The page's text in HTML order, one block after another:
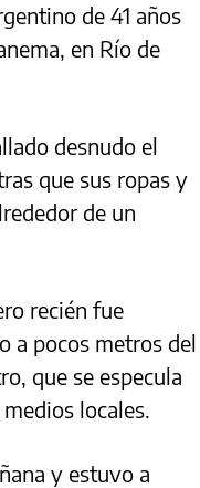
de 41 años
en Río de
desnudo el
que sus ropas y
de un
recién fue
a pocos metros del
que se especula
locales.
y estuvo a